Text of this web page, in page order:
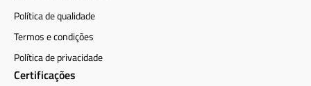
Política de qualidade
Termos e condições
Política de privacidade
Certificações